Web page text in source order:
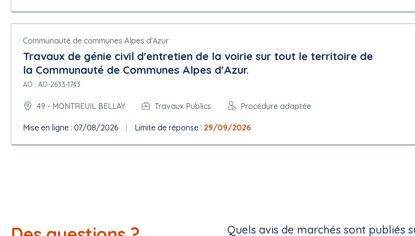
Communauté de communes Alpes d'Azur
Travaux de génie civil d'entretien de la voirie sur tout le territoire de
la Communauté de Communes Alpes d'Azur.
AO : AO-2633-1743
49 - MONTREUIL BELLAY Travaux Publics Procédure adaptée
Mise en ligne : 07/08/2026 Limite de réponse : 29/09/2026
Quels avis de marchés sont publiés